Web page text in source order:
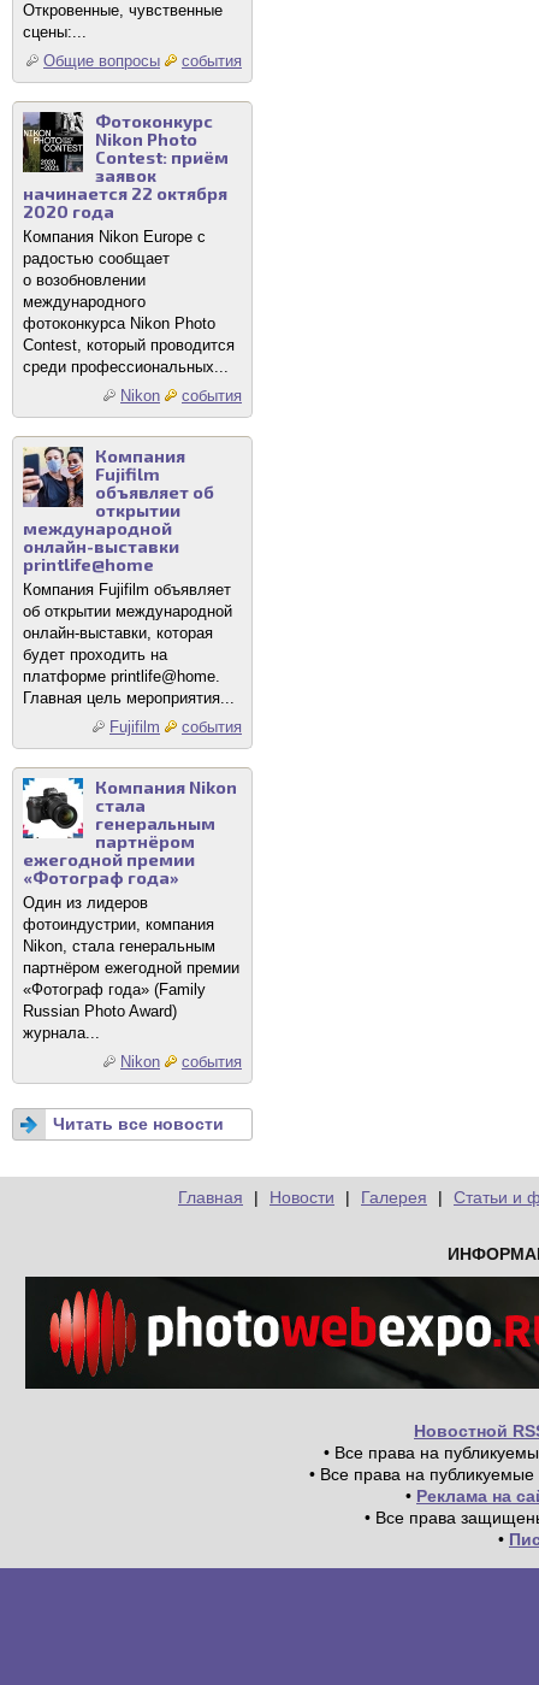
Откровенные, чувственные
сцены:...
Общие вопросы
события
Фотоконкурс
Nikon Photo
Contest: приём
заявок
начинается 22 октября
2020 года
Компания Nikon Europe с
радостью сообщает
о возобновлении
международного
фотоконкурса Nikon Photo
Contest, который проводится
среди профессиональных...
Nikon
события
Компания
Fujifilm
объявляет об
открытии
международной
онлайн-выставки
printlife@home
Компания Fujifilm объявляет
об открытии международной
онлайн-выставки, которая
будет проходить на
платформе printlife@home.
Главная цель мероприятия...
Fujifilm
события
Компания Nikon
стала
генеральным
партнёром
ежегодной премии
«Фотограф года»
Один из лидеров
фотоиндустрии, компания
Nikon, стала генеральным
партнёром ежегодной премии
«Фотограф года» (Family
Russian Photo Award)
журнала...
Nikon
события
Читать все новости
Главная | Новости | Галерея | Статьи и
Новостной
• Все права на
• Все права на
• Реклама на
• Все права
•